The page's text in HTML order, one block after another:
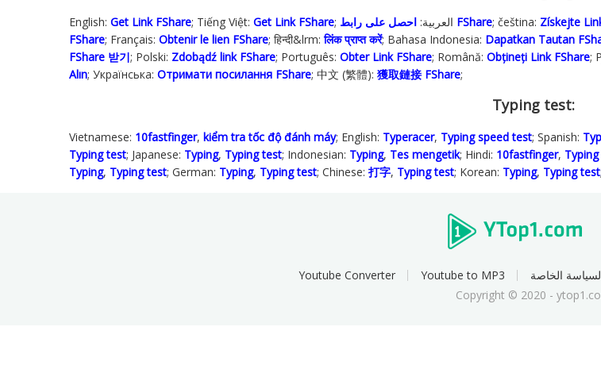
English: Get Link FShare; Tiếng Việt: Get Link FShare ; العربية: احصل على رابط FShare; čeština: Získejte
FShare; Français: Obtenir le lien FShare; हिन्दी&lrm:लिंक प्राप्त करें; Bahasa Indonesia‬: Dapatkan Tautan
FShare 받기; Polski‎: Zdobądź link FShare; Português: Obter Link FShare; Română: Obțineți Link FShare;
Alın; Українська‬: Отримати посилання FShare; 中文 (繁體): 獲取鏈接 FShare;
Typing test:
Vietnamese: 10fastfinger, kiểm tra tốc độ đánh máy; English: Typeracer, Typing speed test; Spanish:
Typing test; Japanese: Typing, Typing test; Indonesian: Typing, Tes mengetik; Hindi: 10fastfinger,
Typing, Typing test; German: Typing, Typing test; Chinese: 打字, Typing test; Korean: Typing, Typing test
Youtube Converter Youtube to MP3 الخاصة
Copyright © 2020 -